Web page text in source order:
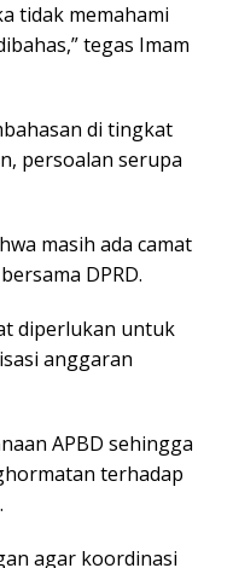
tidak memahami
tegas Imam
di tingkat
persoalan serupa
masih ada camat
DPRD.
diperlukan untuk
anggaran
APBD sehingga
terhadap
agar koordinasi